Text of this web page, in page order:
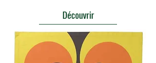
Découvrir